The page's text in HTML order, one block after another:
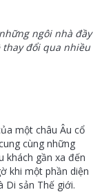
ngôi nhà đầy
thay đổi qua nhiều
một châu Âu cổ
cùng những
khách gần xa đến
khi một phần diện
Di sản Thế giới.